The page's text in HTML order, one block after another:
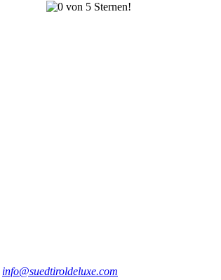
info@suedtiroldeluxe.com